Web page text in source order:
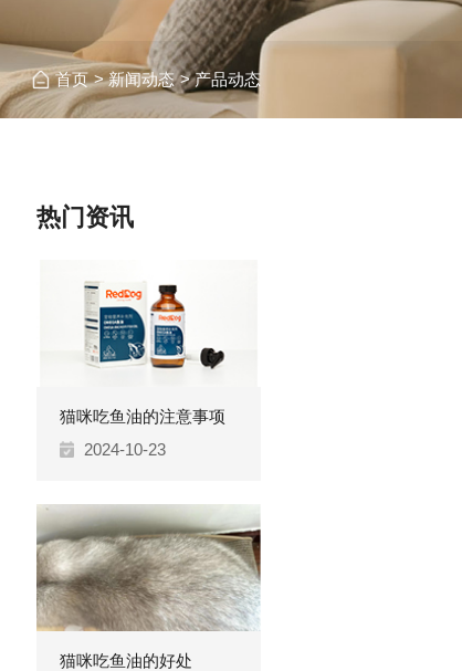
首页 > 新闻动态 > 产品动态
热门资讯
猫咪吃鱼油的注意事项
2024-10-23
猫咪吃鱼油的好处